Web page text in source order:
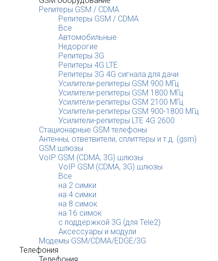
Репитеры GSM / CDMA
Репитеры GSM / CDMA
Все
Автомобильные
Недорогие
Репитеры 3G
Репитеры 4G LTE
Репитеры 3G 4G сигнала для дачи
Усилители-репитеры GSM 900 МГц
Усилители-репитеры GSM 1800 МГц
Усилители-репитеры GSM 2100 МГц
Усилители-репитеры GSM 900-1800 МГц
Усилители-репитеры LTE 4G 2600
Стационарные GSM телефоны
Антенны, ответвители, сплиттеры и т.д. (gsm)
GSM шлюзы
VoIP GSM (CDMA, 3G) шлюзы
VoIP GSM (CDMA, 3G) шлюзы
Все
на 2 симки
на 4 симки
на 8 симок
на 16 симок
с поддержкой 3G (для Tele2)
Аксессуары и модули
Модемы GSM/CDMA/EDGE/3G
Телефония